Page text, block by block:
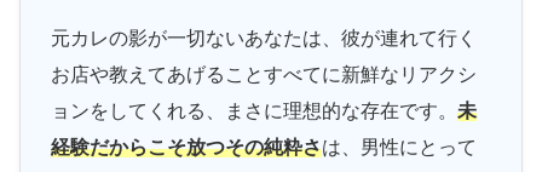
元カレの影が一切ないあなたは、彼が連れて行く
お店や教えてあげることすべてに新鮮なリアクシ
ョンをしてくれる、まさに理想的な存在です。 未
経験だからこそ放つその純粋さは、男性にとって